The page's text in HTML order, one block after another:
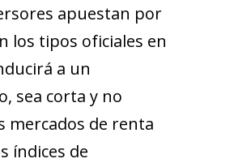
apuestan por
los tipos oficiales en
a un
sea corta y no
mercados de renta
índices de